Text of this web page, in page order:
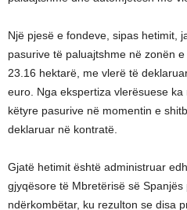
Një pjesë e fondeve, sipas hetimit,
pasurive të paluajtshme në zonën
23.16 hektarë, me vlerë të
euro. Nga ekspertiza vlerësuese
këtyre pasurive në momentin e
deklaruar në kontratë.
Gjatë hetimit është administruar
gjyqësore të Mbretërisë së
ndërkombëtar, ku rezulton se disa